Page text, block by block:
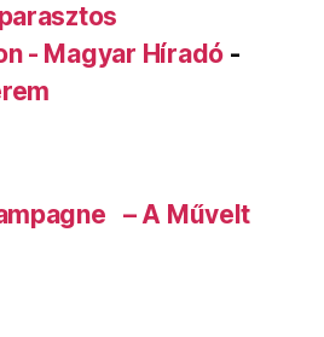
- Magyar Híradó-
– A Művelt